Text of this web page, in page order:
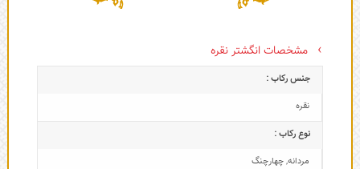
مشخصات انگشتر نقره
جنس رکاب :
نقره
نوع رکاب :
مردانه,چهارچنگ